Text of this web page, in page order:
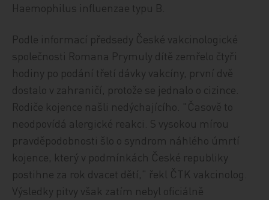
Haemophilus influenzae typu B.
Podle informací předsedy České vakcinologické
společnosti Romana Prymuly dítě zemřelo čtyři
hodiny po podání třetí dávky vakcíny, první dvě
dostalo v zahraničí, protože se jednalo o cizince.
Rodiče kojence našli nedýchajícího. "Časově to
neodpovídá alergické reakci. S vysokou mírou
pravděpodobnosti šlo o syndrom náhlého úmrtí
kojence, který v podmínkách České republiky
postihne za rok dvacet dětí," řekl ČTK vakcinolog.
Výsledky pitvy však zatím nebyl oficiálně